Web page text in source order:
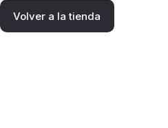
Volver a la tienda